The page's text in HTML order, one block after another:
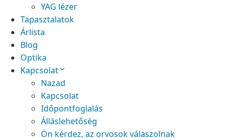
YAG lézer
Tapasztalatok
Árlista
Blog
Optika
Kapcsolat
Nazad
Kapcsolat
Időpontfoglalás
Álláslehetőség
Ön kérdez, az orvosok válaszolnak